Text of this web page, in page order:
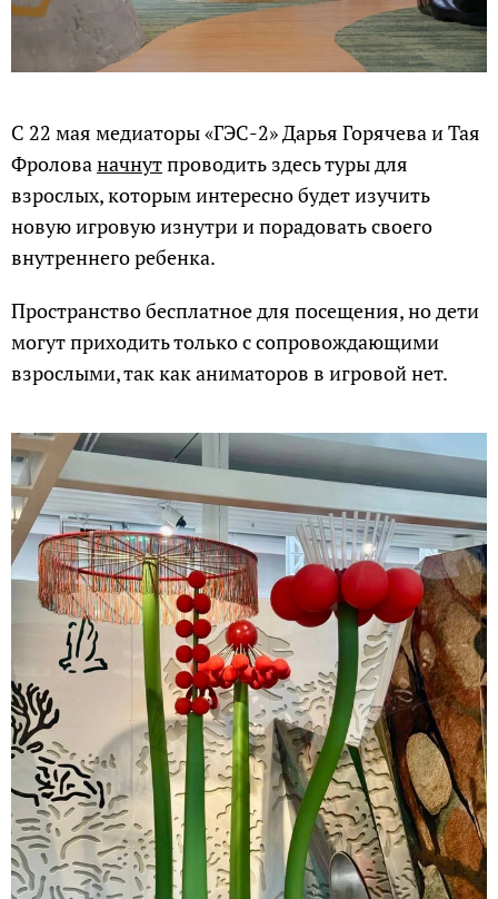
С 22 мая медиаторы «ГЭС-2» Дарья Горячева и Тая
Фролова начнутпроводить здесь туры для
взрослых, которым интересно будет изучить
новую игровую изнутри и порадовать своего
внутреннего ребенка.
Пространство бесплатное для посещения, но дети
могут приходить только с сопровождающими
взрослыми, так как аниматоров в игровой нет.